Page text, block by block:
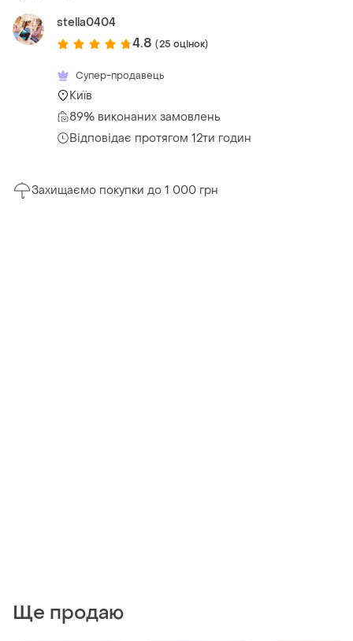
stella0404
4.8 (25 оцінок)
Супер-продавець
Київ
89% виконаних замовлень
Відповідає протягом 12ти годин
Захищаємо покупки до 1 000 грн
Ще продаю